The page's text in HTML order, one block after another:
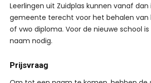
Leerlingen uit Zuidplas kunnen vanaf dan
gemeente terecht voor het behalen van
of vwo diploma. Voor de nieuwe school
naam nodig.
Prijsvraag